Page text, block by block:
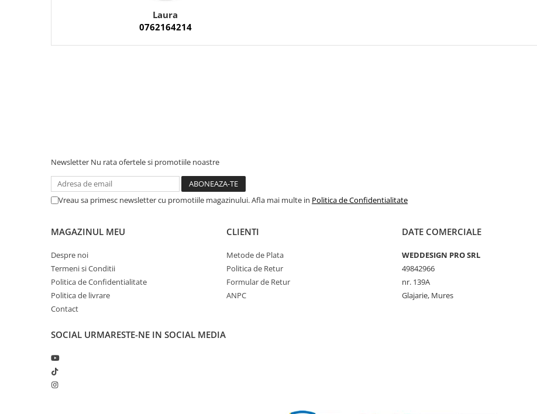
Laura
0762164214
Newsletter Nu rata ofertele si promotiile noastre
Vreau sa primesc newsletter cu promotiile magazinului. Afla mai multe in Politica de Confidentialitate
MAGAZINUL MEU
Despre noi
Termeni si Conditii
Politica de Confidentialitate
Politica de livrare
Contact
CLIENTI
Metode de Plata
Politica de Retur
Formular de Retur
ANPC
DATE COMERCIALE
WEDDESIGN PRO SRL
49842966
nr. 139A
Glajarie, Mures
SOCIAL URMARESTE-NE IN SOCIAL MEDIA